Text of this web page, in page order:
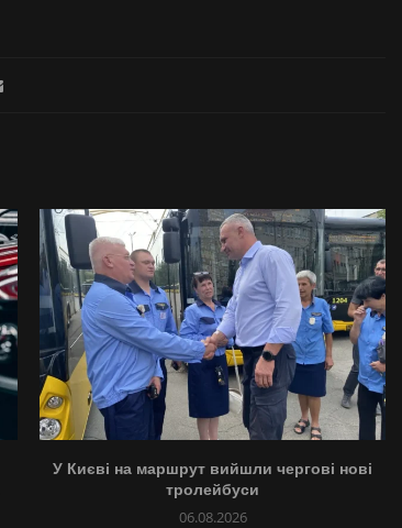
У Києві на маршрут вийшли чергові нові
тролейбуси
06.08.2026